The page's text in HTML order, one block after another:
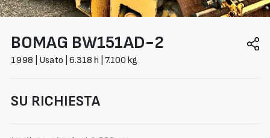
BOMAG BW151AD-2
1998 | Usato | 6.318 h | 7.100 kg
SU RICHIESTA